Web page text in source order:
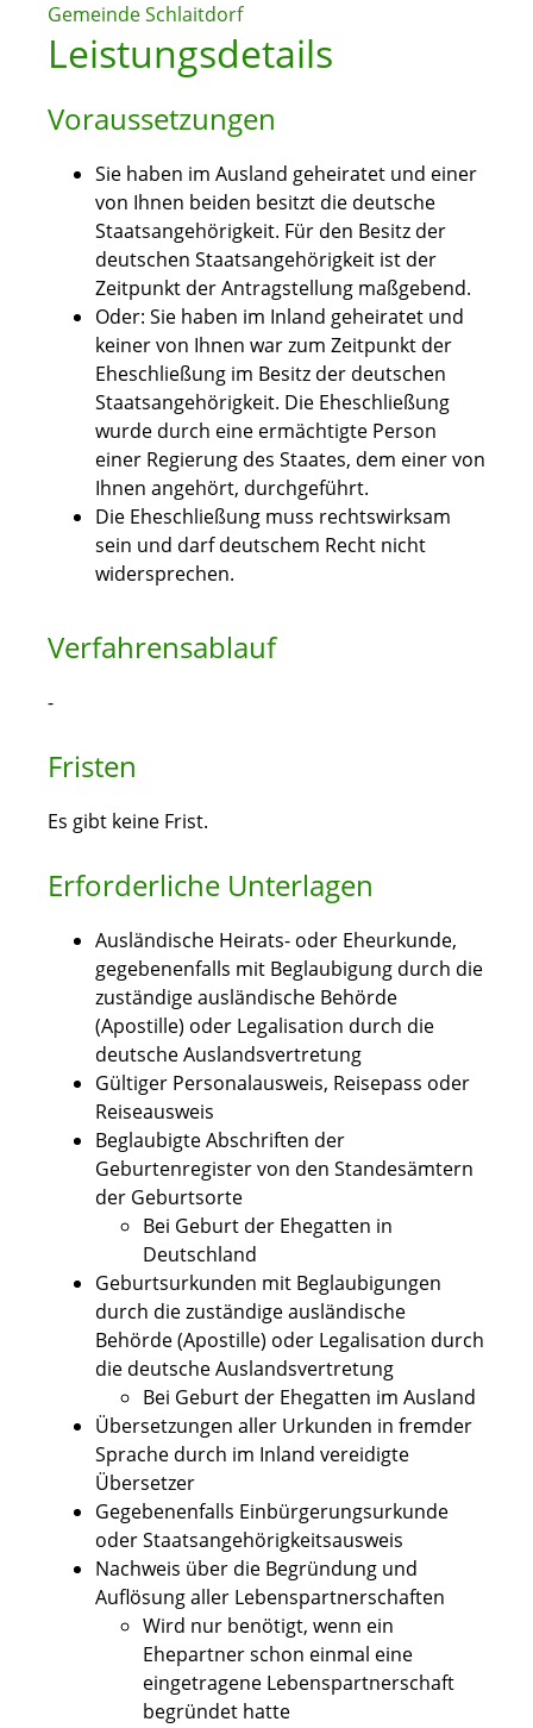
Gemeinde Schlaitdorf
Leistungsdetails
Voraussetzungen
Sie haben im Ausland geheiratet und einer
von Ihnen beiden besitzt die deutsche
Staatsangehörigkeit. Für den Besitz der
deutschen Staatsangehörigkeit ist der
Zeitpunkt der Antragstellung maßgebend.
Oder: Sie haben im Inland geheiratet und
keiner von Ihnen war zum Zeitpunkt der
Eheschließung im Besitz der deutschen
Staatsangehörigkeit. Die Eheschließung
wurde durch eine ermächtigte Person
einer Regierung des Staates, dem einer von
Ihnen angehört, durchgeführt.
Die Eheschließung muss rechtswirksam
sein und darf deutschem Recht nicht
widersprechen.
Verfahrensablauf
-
Fristen
Es gibt keine Frist.
Erforderliche Unterlagen
Ausländische Heirats- oder Eheurkunde,
gegebenenfalls mit Beglaubigung durch die
zuständige ausländische Behörde
(Apostille) oder Legalisation durch die
deutsche Auslandsvertretung
Gültiger Personalausweis, Reisepass oder
Reiseausweis
Beglaubigte Abschriften der
Geburtenregister von den Standesämtern
der Geburtsorte
Bei Geburt der Ehegatten in
Deutschland
Geburtsurkunden mit Beglaubigungen
durch die zuständige ausländische
Behörde (Apostille) oder Legalisation durch
die deutsche Auslandsvertretung
Bei Geburt der Ehegatten im Ausland
Übersetzungen aller Urkunden in fremder
Sprache durch im Inland vereidigte
Übersetzer
Gegebenenfalls Einbürgerungsurkunde
oder Staatsangehörigkeitsausweis
Nachweis über die Begründung und
Auflösung aller Lebenspartnerschaften
Wird nur benötigt, wenn ein
Ehepartner schon einmal eine
eingetragene Lebenspartnerschaft
begründet hatte